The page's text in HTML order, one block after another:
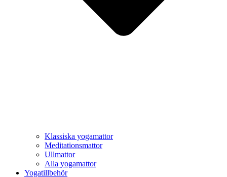
Klassiska yogamattor
Meditationsmattor
Ullmattor
Alla yogamattor
Yogatillbehör